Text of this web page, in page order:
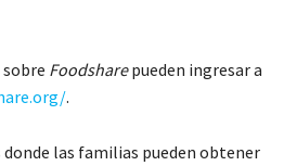
Foodsharepueden ingresar a
.
donde las familias pueden obtener